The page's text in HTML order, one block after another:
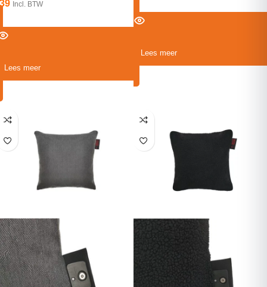
Incl. BTW
Lees meer
Lees meer